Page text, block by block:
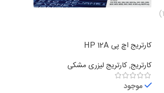
کارتریج اچ پی HP 12A
کارتریج,کارتریج لیزری مشکی
موجود